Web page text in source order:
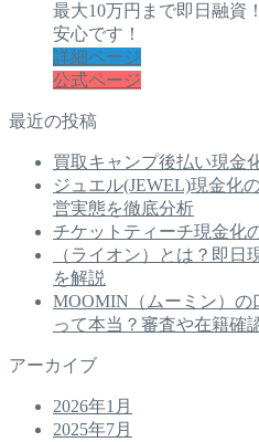
最大10万円まで即日融資
安心です！
詳細ページ
公式ページ
最近の投稿
買取キャンプ後払い現金
ジュエル(JEWEL)現金化
営実態を徹底分析
チケットティーチ現金化
（ライオン）とは？即日
を解説
MOOMIN（ムーミン）の
って本当？審査や在籍確
アーカイブ
2026年1月
2025年7月